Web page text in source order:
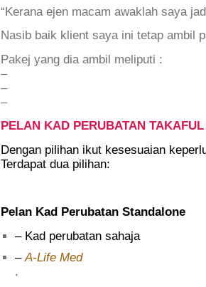
“Kerana ejen macam awaklah saya
Nasib baik klient saya ini tetap ambil
Pakej yang dia ambil meliputi :
–
–
–
PELAN KAD PERUBATAN TAKAFUL
Dengan pilihan ikut kesesuaian
Terdapat dua pilihan:
Pelan Kad Perubatan Standalone
– Kad perubatan sahaja
– A-Life Med
.